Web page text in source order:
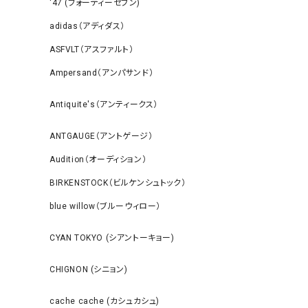
‘47 (フォーティーセブン)
adidas（アディダス）
ASFVLT（アスファルト）
Ampersand（アンパサンド）
Antiquite's（アンティークス）
ANTGAUGE（アントゲージ）
Audition（オーディション）
BIRKENSTOCK（ビルケンシュトック）
blue willow（ブルーウィロー）
CYAN TOKYO (シアントーキョー)
CHIGNON (シニョン)
cache cache (カシュカシュ)